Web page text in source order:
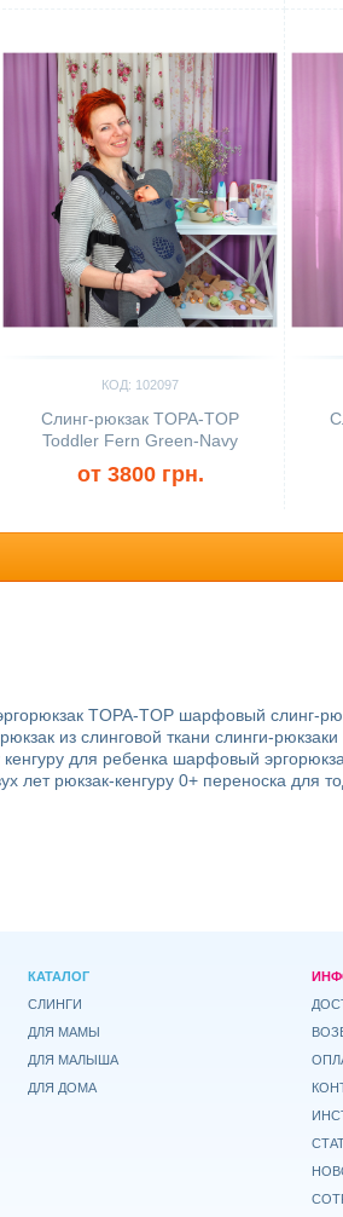
КОД: 102097
Слинг-рюкзак TOPA-TOP
Toddler Fern Green-Navy
от 3800 грн.
TOPA-TOP шарфовый слинг-
из слинговой ткани слинги-рюкзаки
кенгуру для ребенка шарфовый
лет рюкзак-кенгуру 0+ переноска для
КАТАЛОГ
СЛИНГИ
ДЛЯ МАМЫ
ДЛЯ МАЛЫША
ДЛЯ ДОМА